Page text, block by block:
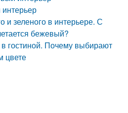
и зеленого в интерьере. С
бежевый?
гостиной. Почему выбирают
цвете